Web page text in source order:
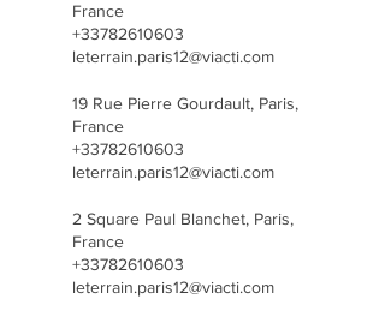
France
+33782610603
leterrain.paris12@viacti.com
19 Rue Pierre Gourdault, Paris,
France
+33782610603
leterrain.paris12@viacti.com
2 Square Paul Blanchet, Paris,
France
+33782610603
leterrain.paris12@viacti.com